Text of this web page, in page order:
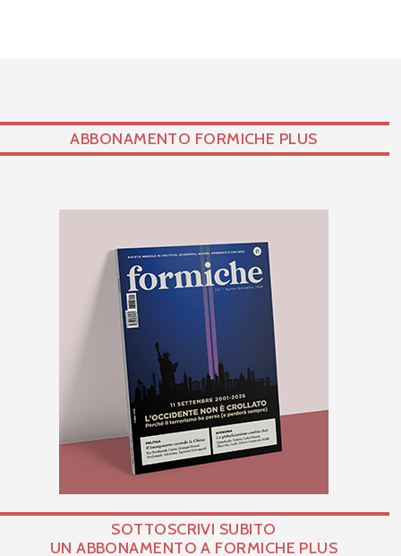
ABBONAMENTO FORMICHE PLUS
SOTTOSCRIVI SUBITO
UN ABBONAMENTO A FORMICHE PLUS